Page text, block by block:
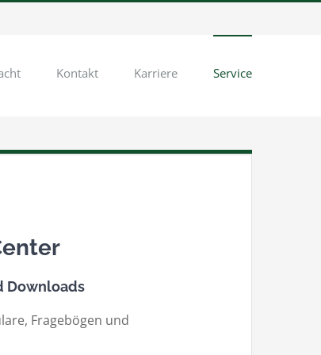
Kontakt Karriere Service
Downloads
Fragebögen und